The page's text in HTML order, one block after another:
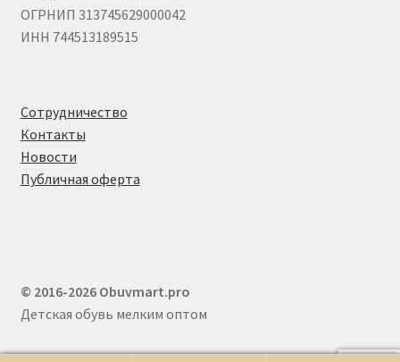
ОГРНИП 313745629000042
ИНН 744513189515
Сотрудничество
Контакты
Новости
Публичная оферта
© 2016-2026 Obuvmart.pro
Детская обувь мелким оптом